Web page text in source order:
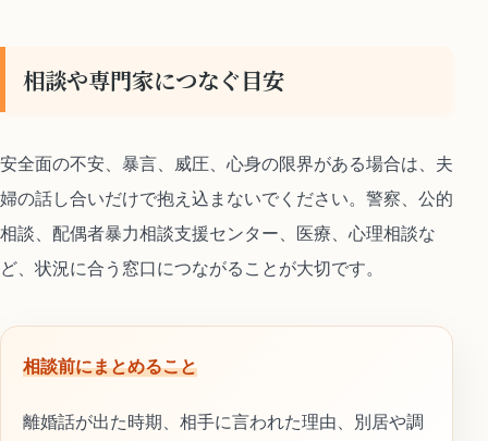
相談や専門家につなぐ目安
安全面の不安、暴言、威圧、心身の限界がある場合は、夫
婦の話し合いだけで抱え込まないでください。警察、公的
相談、配偶者暴力相談支援センター、医療、心理相談な
ど、状況に合う窓口につながることが大切です。
相談前にまとめること
離婚話が出た時期、相手に言われた理由、別居や調